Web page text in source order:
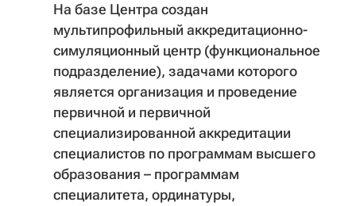
На базе Центра создан
мультипрофильный аккредитационно-
симуляционный центр (функциональное
подразделение), задачами которого
является организация и проведение
первичной и первичной
специализированной аккредитации
специалистов по программам высшего
образования – программам
специалитета, ординатуры,